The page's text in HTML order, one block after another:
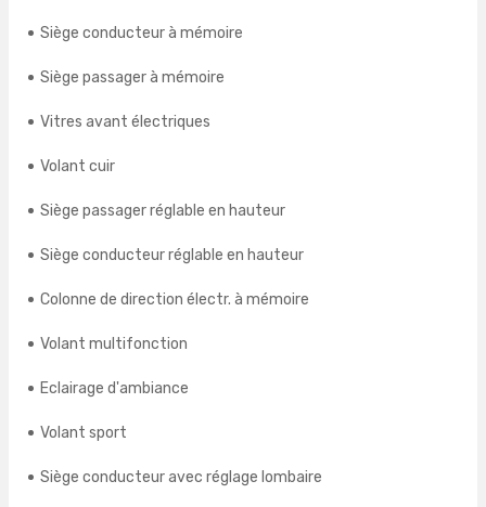
Siège conducteur à mémoire
Siège passager à mémoire
Vitres avant électriques
Volant cuir
Siège passager réglable en hauteur
Siège conducteur réglable en hauteur
Colonne de direction électr. à mémoire
Volant multifonction
Eclairage d'ambiance
Volant sport
Siège conducteur avec réglage lombaire